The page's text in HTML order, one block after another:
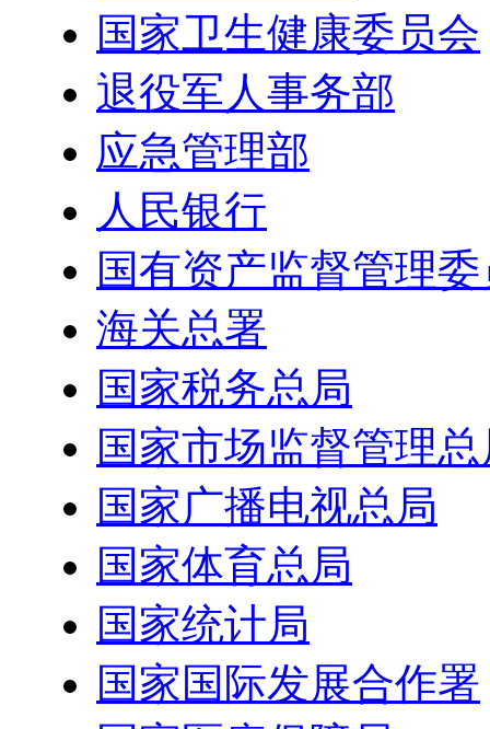
国家卫生健康委员会
退役军人事务部
应急管理部
人民银行
国有资产监督管理
海关总署
国家税务总局
国家市场监督管理
国家广播电视总局
国家体育总局
国家统计局
国家国际发展合作署